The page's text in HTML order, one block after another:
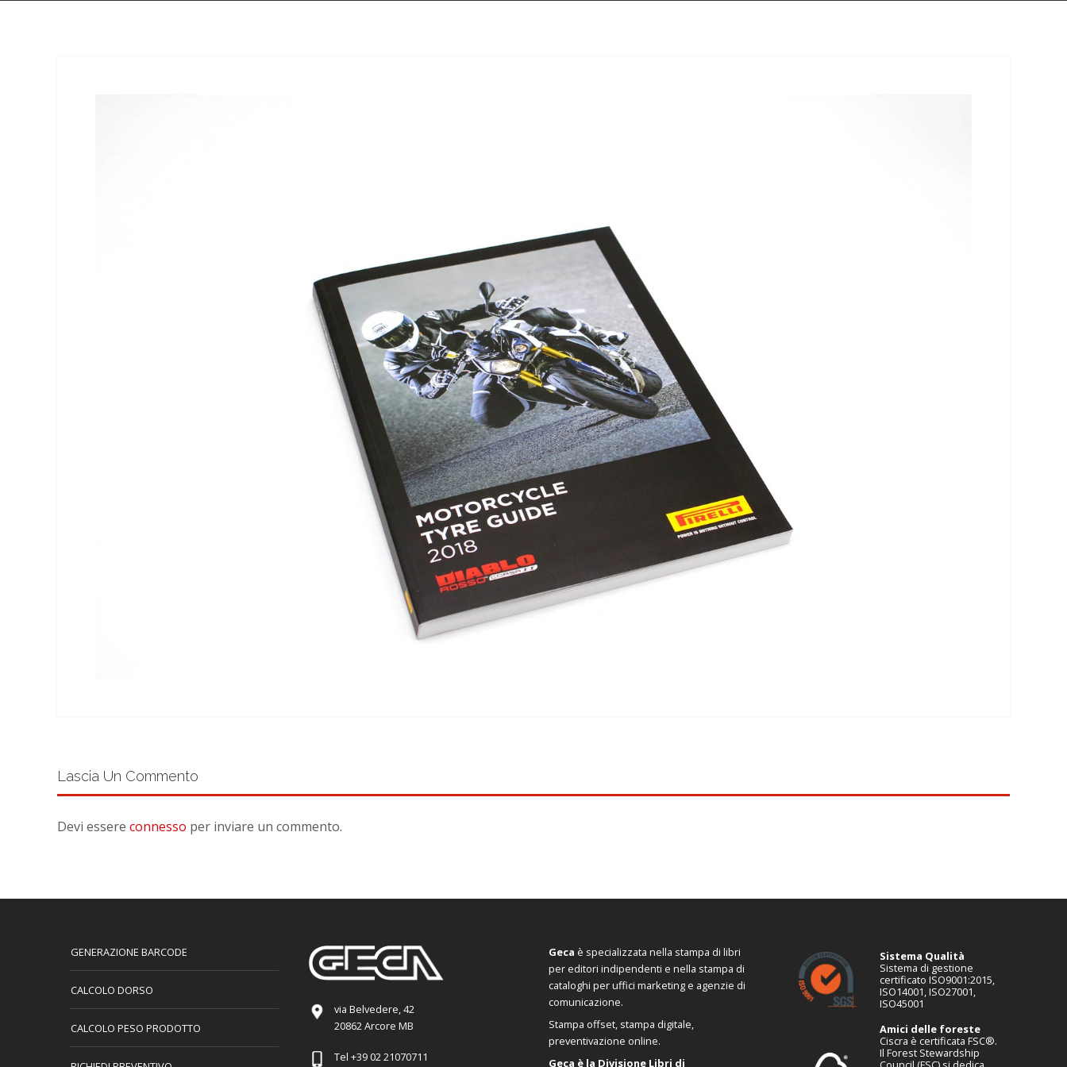
Lascia Un Commento
Devi essere connesso per inviare un commento.
GENERAZIONE BARCODE
CALCOLO DORSO
CALCOLO PESO PRODOTTO
via Belvedere, 42
20862 Arcore MB
Tel +39 02 21070711
Geca è specializzata nella stampa di libri
per editori indipendenti e nella stampa di
cataloghi per uffici marketing e agenzie di
comunicazione.
Stampa offset, stampa digitale,
preventivazione online.
Geca è la Divisione Libri di
Sistema Qualità
Sistema di gestione
certificato ISO9001:2015,
ISO14001, ISO27001,
ISO45001
Amici delle foreste
Ciscra è certificata FSC®.
Il Forest Stewardship